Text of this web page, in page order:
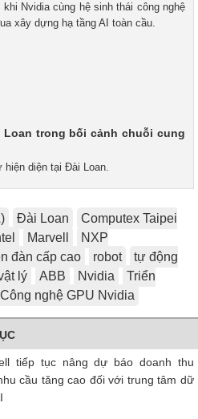
Nvidia cùng hệ sinh thái công nghệ
xây dựng hạ tầng AI toàn cầu.
trong bối cảnh chuỗi cung
diện tại Đài Loan.
Đài Loan
Computex Taipei
Marvell
NXP
đàn cấp cao robot
tự động
lý ABB Nvidia
Triển
nghệ GPU Nvidia
tiếp tục nâng dự báo doanh thu
cầu tăng cao đối với trung tâm dữ